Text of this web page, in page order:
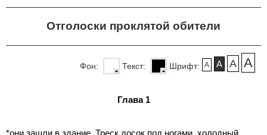
Отголоски проклятой обители
A A A A
Шрифт:
Текст:
Фон:
Глава 1
*они зашли в здание. Треск досок под ногами, холодный